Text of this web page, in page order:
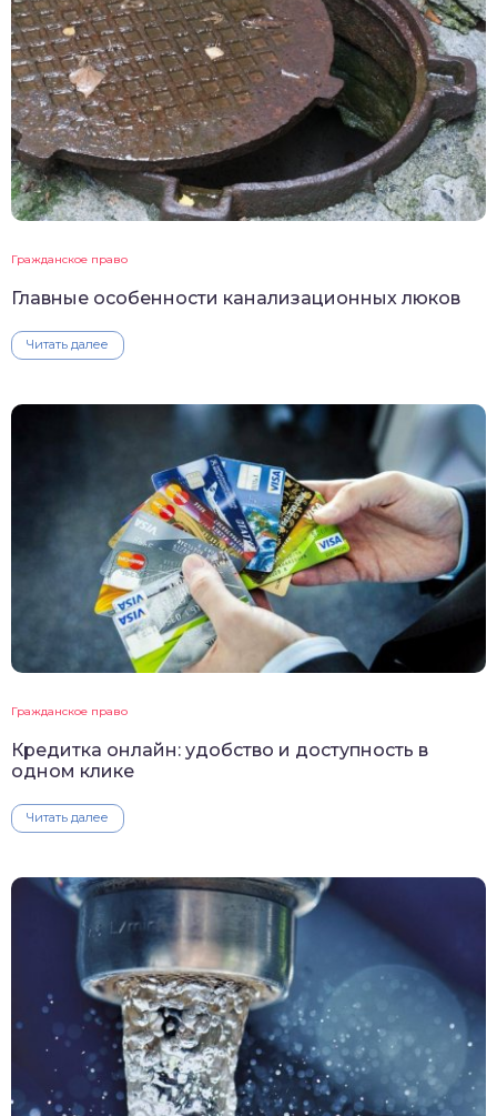
Гражданское право
Главные особенности канализационных люков
Читать далее
Гражданское право
Кредитка онлайн: удобство и доступность в
одном клике
Читать далее